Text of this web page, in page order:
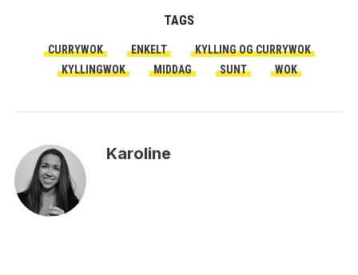
TAGS
CURRYWOK ENKELT
KYLLING OG CURRYWOK
KYLLINGWOK
MIDDAG SUNT WOK
Karoline